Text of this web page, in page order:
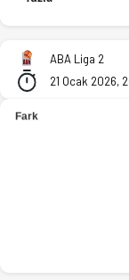
ABA Liga 2
21 Ocak 2026,